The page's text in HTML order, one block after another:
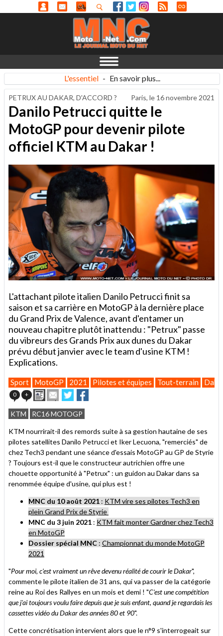
L'essentiel - En savoir plus...
PETRUX AU DAKAR, D'ACCORD ? Paris, le 16 novembre 2021
Danilo Petrucci quitte le
MotoGP pour devenir pilote
officiel KTM au Dakar !
L'attachant pilote italien Danilo Petrucci finit sa
saison et sa carrière en MotoGP à la dernière place
du Grand Prix de Valence, avant d'entamer un
nouveau chapitre plutôt inattendu : "Petrux" passe
du vibreurs des Grands Prix aux dunes du Dakar
prévu début janvier avec le team d'usine KTM !
Explications.
Sport MotoGP 2021 Pilotes et équipes Tout-terrain
0 + ImprimerEnvoyer
cet
article
à
un
ami
Partager
sur
Twitter
sur
Facebook
KTM RC16 MOTOGP
KTM nourrirait-il des remords suite à sa gestion hautaine de ses
pilotes satellites Danilo Petrucci et Iker Lecuona, "remerciés" de
chez Tech3 pendant une séance d'essais MotoGP au GP de Styrie
? Toujours est-il que le constructeur autrichien offre une
chouette opportunité à "Petrux" : un guidon au Dakar dans sa
renommée équipe d'usine, qui plus est !
MNC du 10 août 2021 : KTM vire ses pilotes Tech3 en
plein Grand Prix de Styrie
MNC du 3 juin 2021 : KTM fait monter Gardner chez Tech3
en MotoGP
Dossier spécial MNC : Championnat du monde MotoGP
2021
"Pour moi, c'est vraiment un rêve devenu réalité de courir le Dakar",
commente le pilote italien de 31 ans, qui va passer de la catégorie
reine au Roi des Rallyes en un mois et demi ! "C'est une compétition
que j'ai toujours voulu faire depuis que je suis enfant, quand je regardais les
cassettes vidéo du Dakar des années 80 et 90".
Cette concrétisation intervient alors que le n°9 s'interrogeait sur